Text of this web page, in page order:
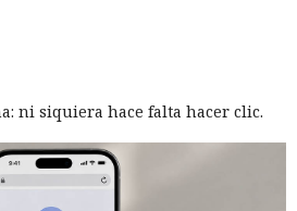
ni siquiera hace falta hacer clic.